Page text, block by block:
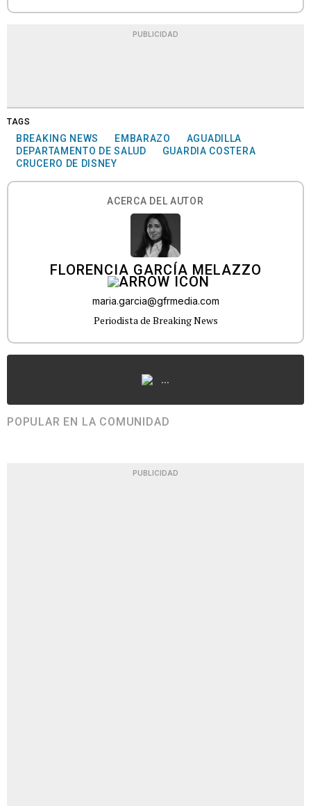
PUBLICIDAD
TAGS
BREAKING NEWS EMBARAZO
AGUADILLA
DEPARTAMENTO DE SALUD
GUARDIA COSTERA
CRUCERO DE DISNEY
ACERCA DEL AUTOR
FLORENCIA GARCÍA MELAZZO
maria.garcia@gfrmedia.com
Periodista de Breaking News
...
POPULAR EN LA COMUNIDAD
PUBLICIDAD